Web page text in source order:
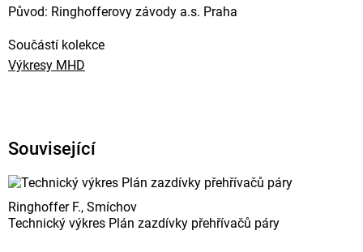
Původ: Ringhofferovy závody a.s. Praha
Součástí kolekce
Výkresy MHD
Související
Ringhoffer F., Smíchov
Technický výkres Plán zazdívky přehřívačů páry